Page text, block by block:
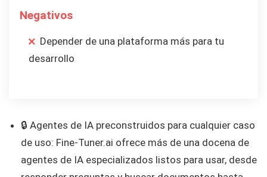
Negativos
Depender de una plataforma más para tu
desarrollo
🔒 Agentes de IA preconstruidos para cualquier caso
de uso: Fine-Tuner.ai ofrece más de una docena de
agentes de IA especializados listos para usar, desde